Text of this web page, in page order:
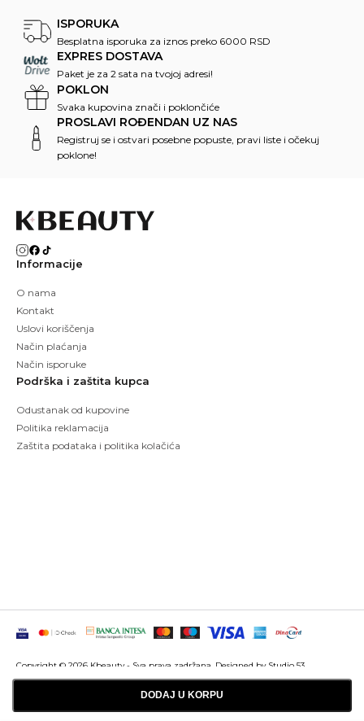
DODAJ U KORPU
ISPORUKA
Besplatna isporuka za iznos preko 6000 RSD
EXPRES DOSTAVA
Paket je za 2 sata na tvojoj adresi!
POKLON
Svaka kupovina znači i poklončiće
PROSLAVI ROĐENDAN UZ NAS
Registruj se i ostvari posebne popuste, pravi liste i očekuj
poklone!
Informacije
O nama
Kontakt
Uslovi koriščenja
Način plaćanja
Način isporuke
Podrška i zaštita kupca
Odustanak od kupovine
Politika reklamacija
Zaštita podataka i politika kolačića
Copyright © 2026 Kbeauty - Sva prava zadržana. Designed by Studio 53
Maintenanced by
Izrada sajtova SEO optimizacija